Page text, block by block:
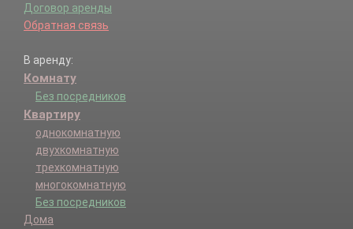
Договор аренды
Обратная связь
В аренду:
Комнату
Без посредников
Квартиру
однокомнатную
двухкомнатную
трехкомнатную
многокомнатную
Без посредников
Дома